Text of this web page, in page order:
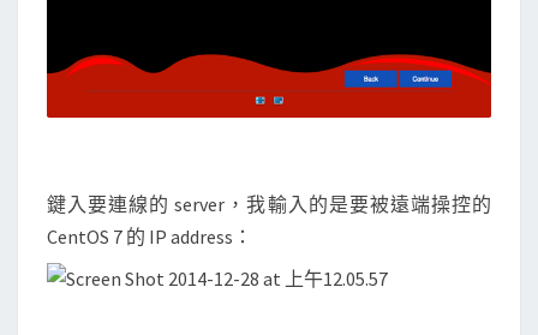
鍵入要連線的 server，我輸入的是要被遠端操控的
CentOS 7 的 IP address：